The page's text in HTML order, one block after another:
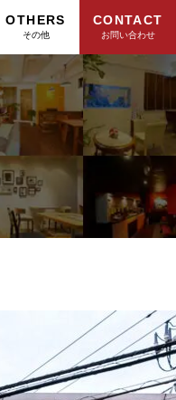
OTHERS
その他
CONTACT
お問い合わせ